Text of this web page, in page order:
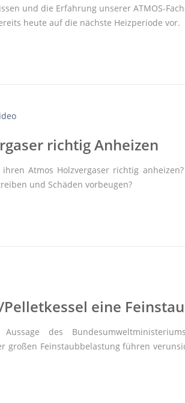
und die Erfahrung unserer ATMOS-
heute auf die nächste Heizperiode vor.
richtig Anheizen
Atmos Holzvergaser richtig
und Schäden vorbeugen?
eine
des
großen Feinstaubbelastung führen